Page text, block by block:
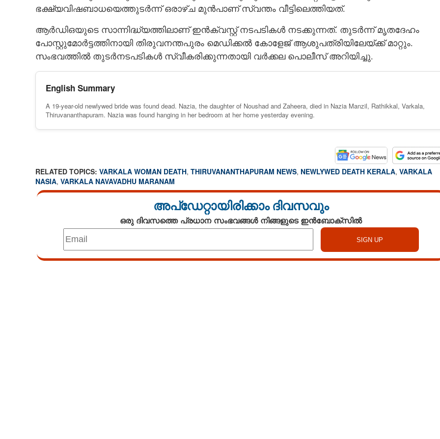
ഭക്ഷ്യവിഷബാധയെത്തുടർന്ന് ഒരാഴ്‌ച മുൻപാണ് സ്വന്തം വീട്ടിലെത്തിയത്.
ആർഡിഒയുടെ സാന്നിദ്ധ്യത്തിലാണ് ഇൻക്വസ്റ്റ് നടപടികൾ നടക്കുന്നത്. തുടർന്ന് മൃതദേഹം
പോസ്റ്റുമോർട്ടത്തിനായി തിരുവനന്തപുരം മെഡിക്കൽ കോളേജ് ആശുപത്രിയിലേയ്ക്ക് മാറ്റും.
സംഭവത്തിൽ തുടർനടപടികൾ സ്വീകരിക്കുന്നതായി വർക്കല പൊലീസ് അറിയിച്ചു.
English Summary
A 19-year-old newlywed bride was found dead. Nazia, the daughter of Noushad and Zaheera, died in Nazia Manzil, Rathikkal, Varkala,
Thiruvananthapuram. Nazia was found hanging in her bedroom at her home yesterday evening.
RELATED TOPICS: VARKALA WOMAN DEATH, THIRUVANANTHAPURAM NEWS, NEWLYWED DEATH KERALA, VARKALA
NASIA, VARKALA NAVAVADHU MARANAM
അപ്ഡേറ്റായിരിക്കാം ദിവസവും
ഒരു ദിവസത്തെ പ്രധാന സംഭവങ്ങൾ നിങ്ങളുടെ ഇൻബോക്സിൽ